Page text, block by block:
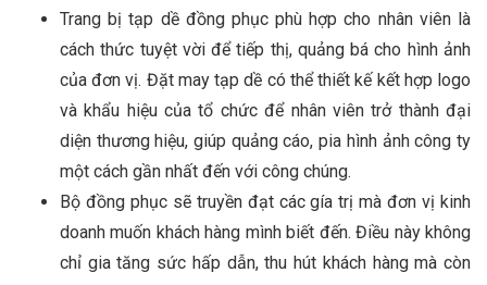
Trang bị tạp dề đồng phục phù hợp cho nhân viên là
cách thức tuyệt vời để tiếp thị, quảng bá cho hình ảnh
của đơn vị. Đặt may tạp dề có thể thiết kế kết hợp logo
và khẩu hiệu của tổ chức để nhân viên trở thành đại
diện thương hiệu, giúp quảng cáo, pia hình ảnh công ty
một cách gần nhất đến với công chúng.
Bộ đồng phục sẽ truyền đạt các gía trị mà đơn vị kinh
doanh muốn khách hàng mình biết đến. Điều này không
chỉ gia tăng sức hấp dẫn, thu hút khách hàng mà còn